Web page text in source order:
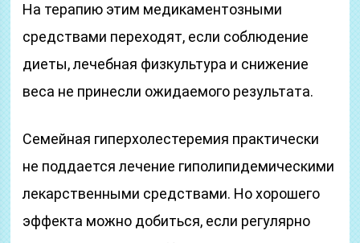
На терапию этим медикаментозными
средствами переходят, если соблюдение
диеты, лечебная физкультура и снижение
веса не принесли ожидаемого результата.
Семейная гиперхолестеремия практически
не поддается лечение гиполипидемическими
лекарственными средствами. Но хорошего
эффекта можно добиться, если регулярно